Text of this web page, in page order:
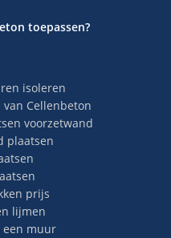
toepassen?
isoleren
Cellenbeton
voorzetwand
plaatsen
prijs
lijmen
een muur